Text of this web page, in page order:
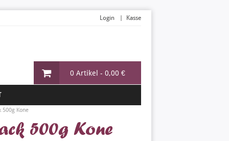
0 Artikel - 0,00 €
Login Kasse
500g Kone
500g Kone